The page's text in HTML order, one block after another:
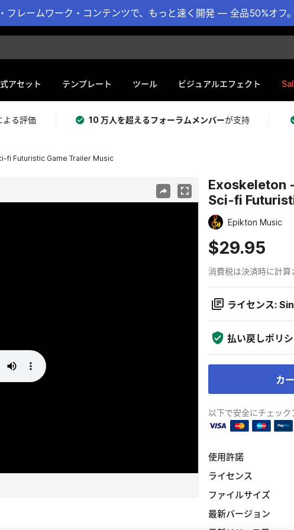
フレームワーク・コンテンツで、もっと速く開発 — 全品50%オフ。
アセット テンプレート ツール ビジュアルエフェクト
よる評価 10 万人を超えるフォーラムメンバーが支持
fi Futuristic Game Trailer Music
Exoskeleton
Sci-fi
Epikton Music
$29.95
消費税は決済時に計算
ライセンス:
払い戻しポリ
カ
以下で安全にチェック
使用許諾
ライセンス
ファイルサイズ
最新バージョン